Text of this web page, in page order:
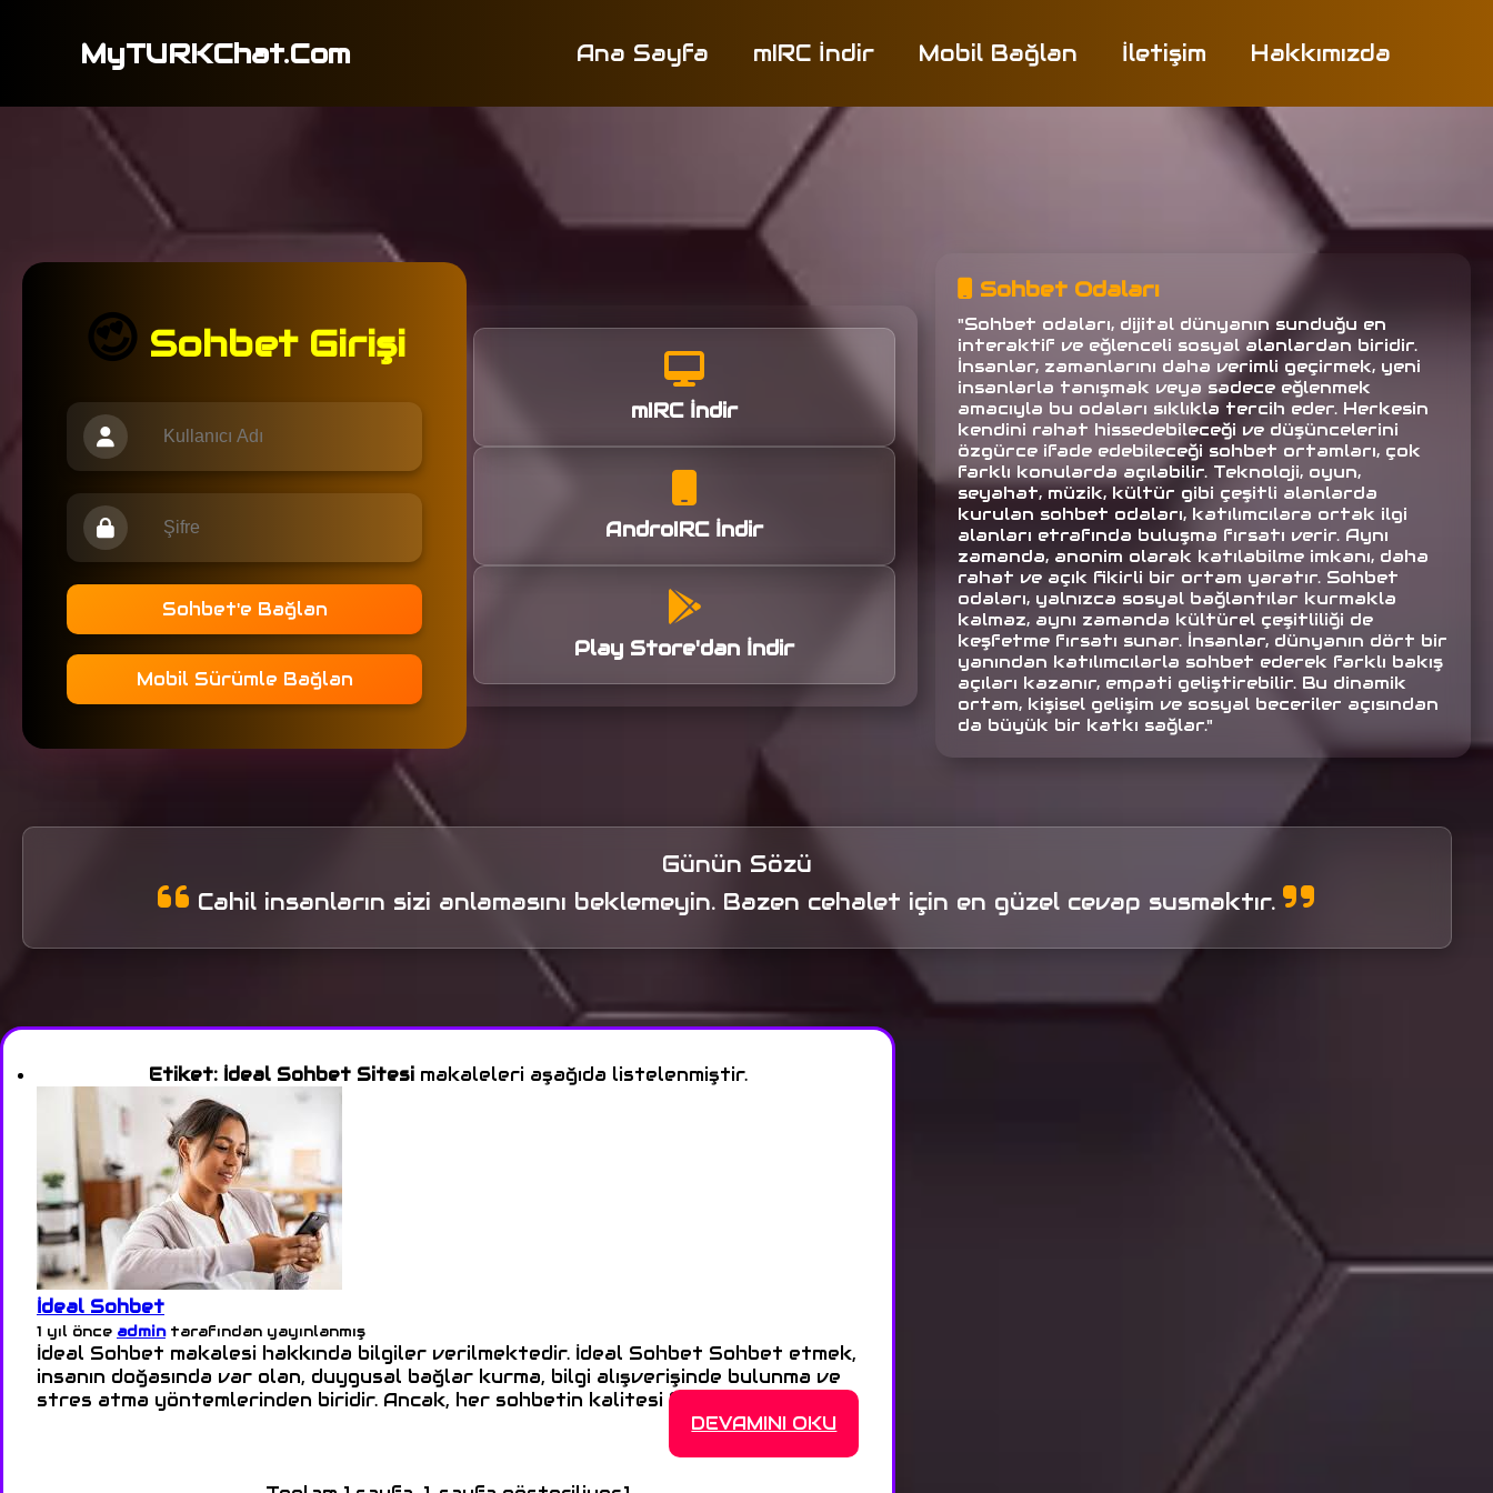
MyTURKChat.Com Ana Sayfa mIRC İndir Mobil Bağlan İletişim Hakkımızda
😍 Sohbet Girişi
Sohbet'e Bağlan
Mobil Sürümle Bağlan
mIRC İndir
AndroIRC İndir
Play Store'dan İndir
Sohbet Odaları
"Sohbet odaları, dijital dünyanın sunduğu en
interaktif ve eğlenceli sosyal alanlardan biridir.
İnsanlar, zamanlarını daha verimli geçirmek, yeni
insanlarla tanışmak veya sadece eğlenmek
amacıyla bu odaları sıklıkla tercih eder. Herkesin
kendini rahat hissedebileceği ve düşüncelerini
özgürce ifade edebileceği sohbet ortamları, çok
farklı konularda açılabilir. Teknoloji, oyun,
seyahat, müzik, kültür gibi çeşitli alanlarda
kurulan sohbet odaları, katılımcılara ortak ilgi
alanları etrafında buluşma fırsatı verir. Aynı
zamanda, anonim olarak katılabilme imkanı, daha
rahat ve açık fikirli bir ortam yaratır. Sohbet
odaları, yalnızca sosyal bağlantılar kurmakla
kalmaz, aynı zamanda kültürel çeşitliliği de
keşfetme fırsatı sunar. İnsanlar, dünyanın dört bir
yanından katılımcılarla sohbet ederek farklı bakış
açıları kazanır, empati geliştirebilir. Bu dinamik
ortam, kişisel gelişim ve sosyal beceriler açısından
da büyük bir katkı sağlar."
Günün Sözü
Cahil insanların sizi anlamasını beklemeyin. Bazen cehalet için en güzel cevap susmaktır.
Etiket: İdeal Sohbet Sitesimakaleleri aşağıda listelenmiştir.
İdeal Sohbet
1 yıl önce admintarafından yayınlanmış
İdeal Sohbet makalesi hakkında bilgiler verilmektedir. İdeal Sohbet Sohbet etmek,
insanın doğasında var olan, duygusal bağlar kurma, bilgi alışverişinde bulunma ve
stres atma yöntemlerinden biridir. Ancak, her sohbetin kalitesi farklı >>>
DEVAMINI OKU